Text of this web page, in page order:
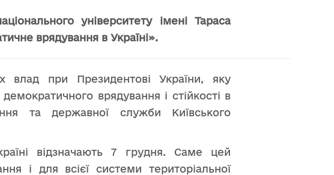
університету імені Тараса
врядування в Україні».
влад при Президентові України, яку
врядування і стійкості в
та державної служби Київського
відзначають 7 грудня. Саме цей
і для всієї системи територіальної